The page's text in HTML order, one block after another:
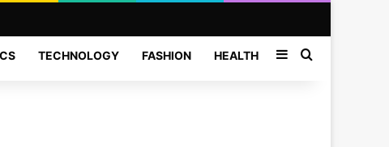
TECHNOLOGY FASHION HEALTH SidebarSearch for